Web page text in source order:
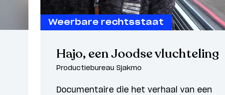
Weerbare rechtsstaat
Hajo, een Joodse vluchteling
Productiebureau Sjakmo
Documentaire die het verhaal van een